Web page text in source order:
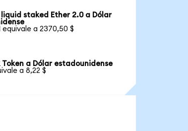
staked Ether 2.0 a Dólar
equivale a 2370,50 $
Token a Dólar estadounidense
a 8,22 $